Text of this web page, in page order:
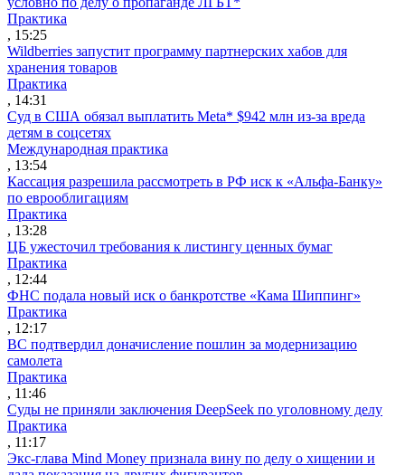
Практика
, 15:25
Wildberries запустит программу партнерских хабов для
хранения товаров
Практика
, 14:31
Суд в США обязал выплатить Meta* $942 млн из-за вреда
детям в соцсетях
Международная практика
, 13:54
Кассация разрешила рассмотреть в РФ иск к «Альфа-Банку»
по еврооблигациям
Практика
, 13:28
ЦБ ужесточил требования к листингу ценных бумаг
Практика
, 12:44
ФНС подала новый иск о банкротстве «Кама Шиппинг»
Практика
, 12:17
ВС подтвердил доначисление пошлин за модернизацию
самолета
Практика
, 11:46
Суды не приняли заключения DeepSeek по уголовному делу
Практика
, 11:17
Экс-глава Mind Money признала вину по делу о хищении и